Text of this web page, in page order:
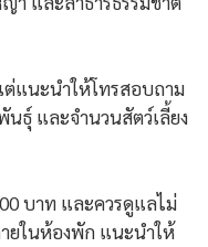
แนะนำให้โทรสอบถาม
ธุ์ และจำนวนสัตว์เลี้ยง
บาท และควรดูแลไม่
ยในห้องพัก แนะนำให้